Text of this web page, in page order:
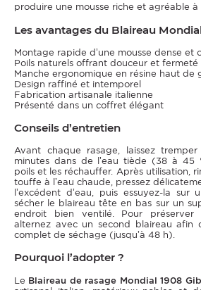
produire une mousse riche et agréable
Les avantages du Blaireau
Montage rapide d’une mousse dense et
Poils naturels offrant douceur et fermeté
Manche ergonomique en résine haut de
Design raffiné et intemporel
Fabrication artisanale italienne
Présenté dans un coffret élégant
Conseils d’entretien
Avant chaque rasage, laissez
minutes dans de l’eau tiède (38 à 45
poils et les réchauffer. Après utilisation,
touffe à l’eau chaude, pressez
l’excédent d’eau, puis essuyez-la sur
sécher le blaireau tête en bas sur un
endroit bien ventilé. Pour
alternez avec un second blaireau afin
complet de séchage (jusqu’à 48 h).
Pourquoi l’adopter ?
Le Blaireau de rasage Mondial 1908